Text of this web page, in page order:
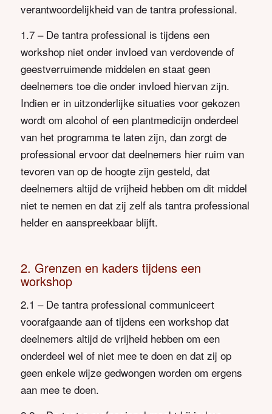
verantwoordelijkheid van de tantra professional.
1.7 – De tantra professional is tijdens een
workshop niet onder invloed van verdovende of
geestverruimende middelen en staat geen
deelnemers toe die onder invloed hiervan zijn.
Indien er in uitzonderlijke situaties voor gekozen
wordt om alcohol of een plantmedicijn onderdeel
van het programma te laten zijn, dan zorgt de
professional ervoor dat deelnemers hier ruim van
tevoren van op de hoogte zijn gesteld, dat
deelnemers altijd de vrijheid hebben om dit middel
niet te nemen en dat zij zelf als tantra professional
helder en aanspreekbaar blijft.
2. Grenzen en kaders tijdens een
workshop
2.1 – De tantra professional communiceert
voorafgaande aan of tijdens een workshop dat
deelnemers altijd de vrijheid hebben om een
onderdeel wel of niet mee te doen en dat zij op
geen enkele wijze gedwongen worden om ergens
aan mee te doen.